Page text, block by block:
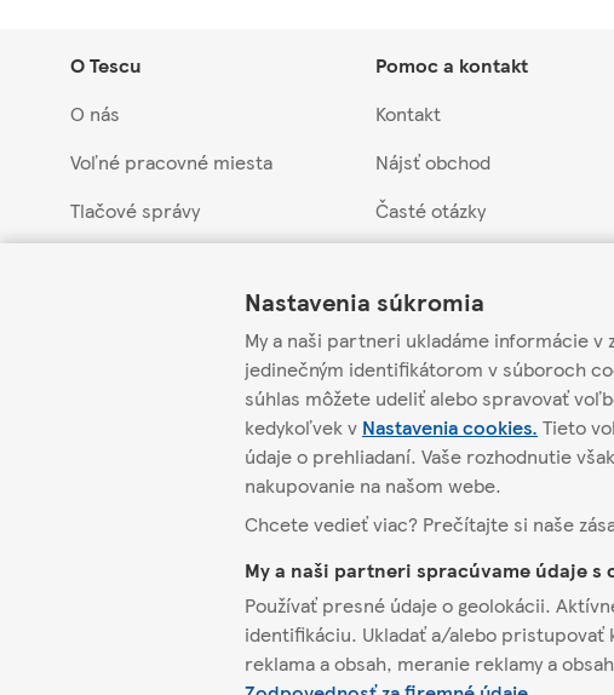
Nastavenia súkromia
My a naši partneri ukladáme informácie
jedinečným identifikátorom v súboroch
súhlas môžete udeliť alebo spravovať
kedykoľvek v Nastavenia cookies. Tieto
údaje o prehliadaní. Vaše rozhodnutie
nakupovanie na našom webe.
Chcete vedieť viac? Prečítajte si naše
My a naši partneri spracúvame údaje s
Používať presné údaje o geolokácii.
identifikáciu. Ukladať a/alebo pristupovať
reklama a obsah, meranie reklamy a
O Tescu
O nás
Voľné pracovné miesta
Tlačové správy
Obchodná skupina Tesco
Pomoc a kontakt
Kontakt
Nájsť obchod
Časté otázky
Stiahnuté produkty z predaja
Kontakt pre dodávateľov
Etická linka pre